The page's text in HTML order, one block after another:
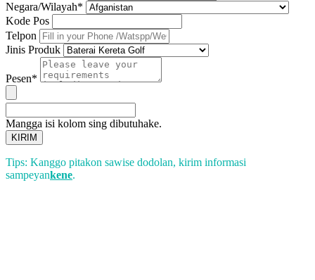
Negara/Wilayah*
Kode Pos
Telpon
Jinis Produk
Pesen*
Mangga isi kolom sing dibutuhake.
KIRIM
Tips: Kanggo pitakon sawise dodolan, kirim informasi
sampeyankene.